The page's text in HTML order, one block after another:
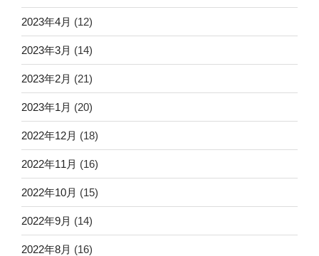
2023年4月 (12)
2023年3月 (14)
2023年2月 (21)
2023年1月 (20)
2022年12月 (18)
2022年11月 (16)
2022年10月 (15)
2022年9月 (14)
2022年8月 (16)